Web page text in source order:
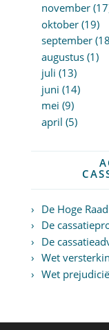
november
oktober (19)
september
augustus (1)
juli (13)
juni (14)
mei (9)
april (5)
De Hoge
De
De
Wet
Wet